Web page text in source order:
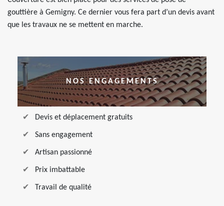
gouttière à Gemigny. Ce dernier vous fera part d’un devis avant
que les travaux ne se mettent en marche.
NOS ENGAGEMENTS
Devis et déplacement gratuits
Sans engagement
Artisan passionné
Prix imbattable
Travail de qualité